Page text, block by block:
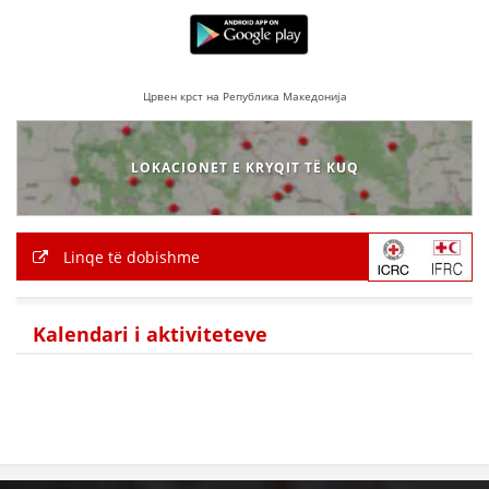
HULUMTIMI I OPINIONIT PUBLIK
PROJEKTE
SHËRBIMI PËR KËRKIM
NDIHMA E PARË
Црвен крст на Република Македонија
LOKACIONET E KRYQIT TË KUQ
Linqe të dobishme
Kalendari i aktiviteteve